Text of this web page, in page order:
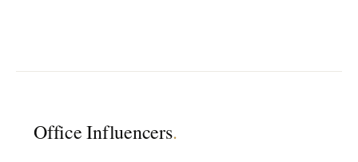
Office Influencers.